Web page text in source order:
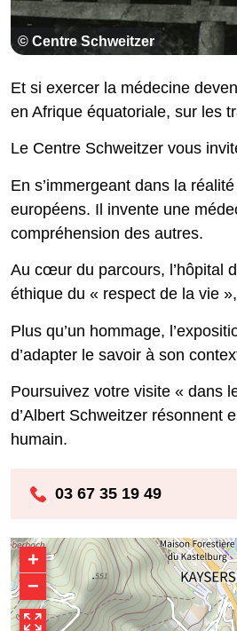
© Centre Schweitzer
Et si exercer la médecine
en Afrique équatoriale, sur les
Le Centre Schweitzer vous
En s’immergeant dans la
européens. Il invente une
compréhension des autres.
Au cœur du parcours, l’hôpital
éthique du « respect de la vie
Plus qu’un hommage,
d’adapter le savoir à son
Poursuivez votre visite « dans
d’Albert Schweitzer résonnent
humain.
03 67 35 19 49
+
−